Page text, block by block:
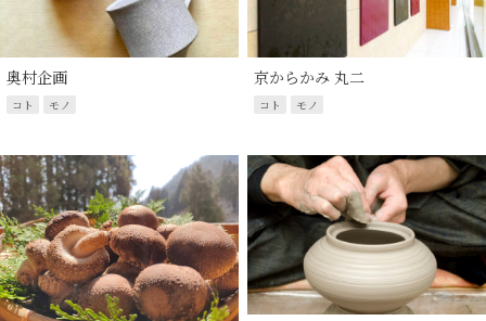
奥村企画
コト モノ
京からかみ 丸二
コト モノ